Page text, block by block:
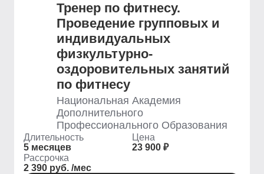
Тренер по фитнесу.
Проведение групповых и
индивидуальных
физкультурно-
оздоровительных занятий
по фитнесу
Национальная Академия
Дополнительного
Профессионального Образования
Длительность
5 месяцев
Цена
23 900 ₽
Рассрочка
2 390 руб. /мес